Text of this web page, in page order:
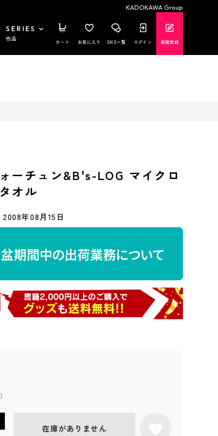
KADOKAWA Group
SERIES
作品 カート お気に入り SNS一覧 ログイン 新規登録
ーチュン&B's-LOG マイクロ
オル
2008年08月15日
在庫がありません